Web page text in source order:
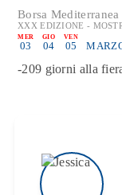
Borsa
XXX EDIZIONE -
MER
03
GIO
04
VEN
05
-209 giorni alla